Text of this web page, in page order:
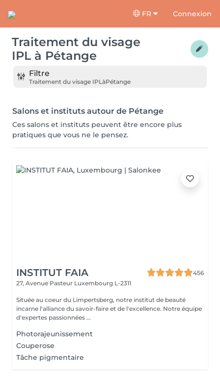
FR Connexion
Traitement du visage
IPL à Pétange
Filtre
Traitement du visage IPL àPétange
Salons et instituts autour de Pétange
Ces salons et instituts peuvent être encore plus
pratiques que vous ne le pensez.
INSTITUT FAIA
456
27, Avenue Pasteur Luxembourg L-2311
Située au coeur du Limpertsberg, notre institut de beauté
incarne l'alliance du savoir-faire et de l'excellence. Notre équipe
d'expertes passionnées ...
Photorajeunissement
Couperose
Tâche pigmentaire